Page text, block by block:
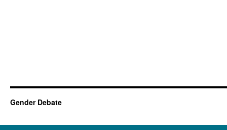
Gender Debate